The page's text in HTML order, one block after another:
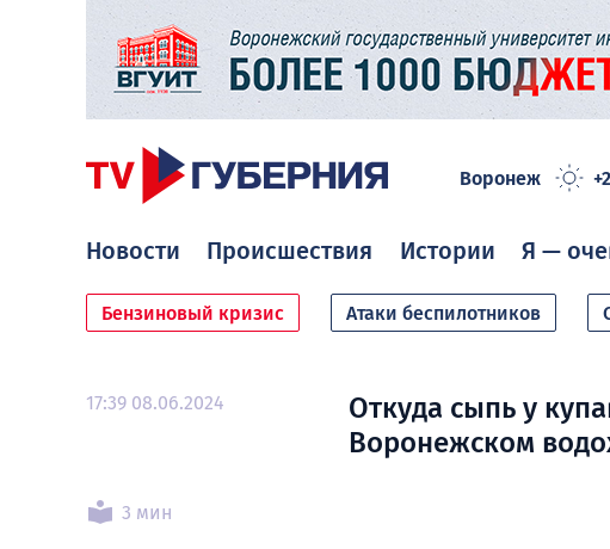
Воронеж
Новости Происшествия Истории Я —
Бензиновый кризис Атаки беспилотников
17:39 08.06.2024
3 мин
Откуда сыпь у
Воронежском